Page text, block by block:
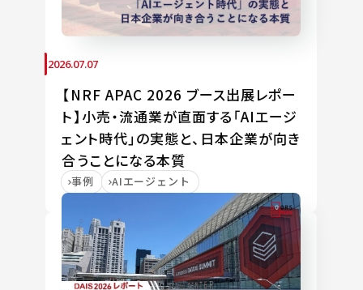
2026.07.07
【NRF APAC 2026 ブース出展レポー
ト】小売・流通業が直面する「AIエージ
ェント時代」の実態と、日本企業が向き
合うことになる本質
事例 AIエージェント